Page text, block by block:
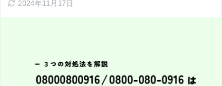
2024年11月17日